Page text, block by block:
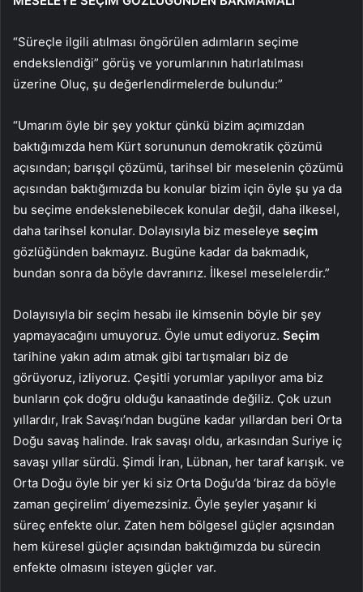
“Süreçle ilgili atılması öngörülen adımların seçime
endekslendiği” görüş ve yorumlarının hatırlatılması
üzerine Oluç, şu değerlendirmelerde bulundu:”
“Umarım öyle bir şey yoktur çünkü bizim açımızdan
baktığımızda hem Kürt sorununun demokratik çözümü
açısından; barışçıl çözümü, tarihsel bir meselenin çözümü
açısından baktığımızda bu konular bizim için öyle şu ya da
bu seçime endekslenebilecek konular değil, daha ilkesel,
daha tarihsel konular. Dolayısıyla biz meseleye seçim
gözlüğünden bakmayız. Bugüne kadar da bakmadık,
bundan sonra da böyle davranırız. İlkesel meselelerdir.”
Dolayısıyla bir seçim hesabı ile kimsenin böyle bir şey
yapmayacağını umuyoruz. Öyle umut ediyoruz. Seçim
tarihine yakın adım atmak gibi tartışmaları biz de
görüyoruz, izliyoruz. Çeşitli yorumlar yapılıyor ama biz
bunların çok doğru olduğu kanaatinde değiliz. Çok uzun
yıllardır, Irak Savaşı’ndan bugüne kadar yıllardan beri Orta
Doğu savaş halinde. Irak savaşı oldu, arkasından Suriye iç
savaşı yıllar sürdü. Şimdi İran, Lübnan, her taraf karışık. ve
Orta Doğu öyle bir yer ki siz Orta Doğu’da ‘biraz da böyle
zaman geçirelim’ diyemezsiniz. Öyle şeyler yaşanır ki
süreç enfekte olur. Zaten hem bölgesel güçler açısından
hem küresel güçler açısından baktığımızda bu sürecin
enfekte olmasını isteyen güçler var.